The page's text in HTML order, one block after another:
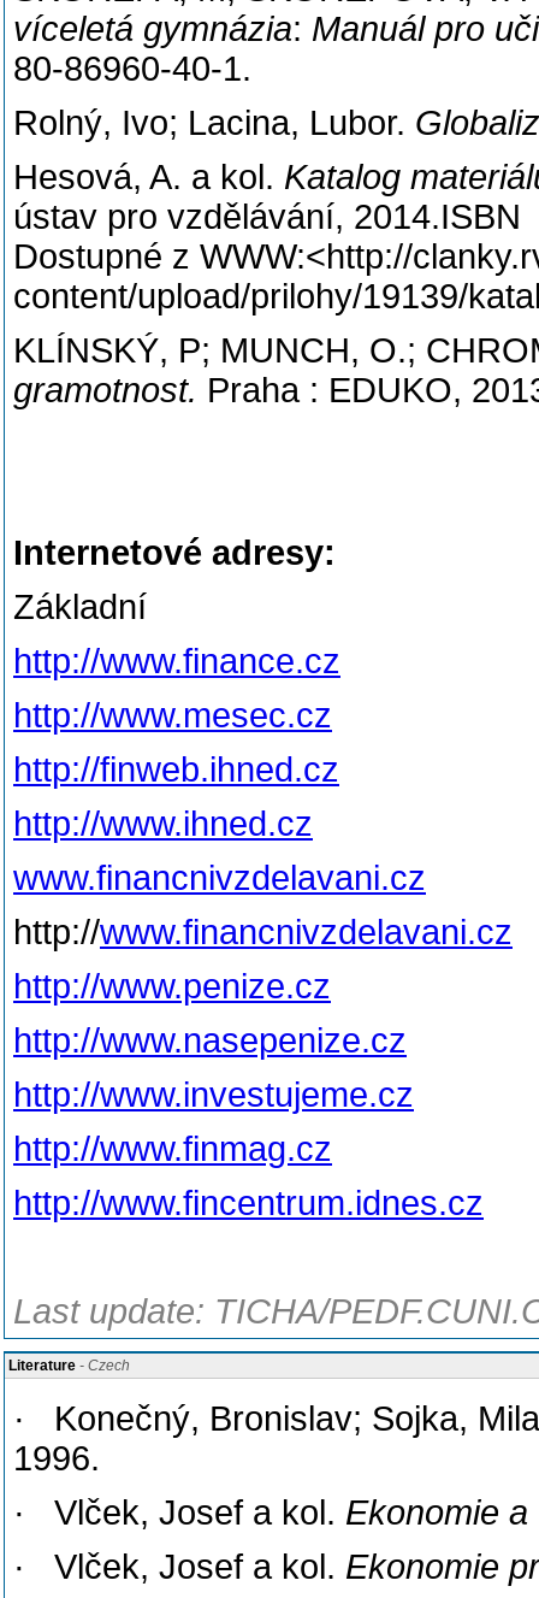
víceletá gymnázia: Manuál pro
80-86960-40-1.
Rolný, Ivo; Lacina, Lubor.
Hesová, A. a kol. Katalog
ústav pro vzdělávání,
Dostupné z WWW:<http://
content/upload/prilohy/19139/
KLÍNSKÝ, P; MUNCH, O.;
gramotnost. Praha : EDUKO,
Internetové adresy:
Základní
http://www.finance.cz
http://www.mesec.cz
http://finweb.ihned.cz
http://www.ihned.cz
www.financnivzdelavani.cz
http://www.financnivzdelavani.cz
http://www.penize.cz
http://www.nasepenize.cz
http://www.investujeme.cz
http://www.finmag.cz
http://www.fincentrum.idnes.cz
Last update: TICHA/
Literature - Czech
· Konečný, Bronislav; Sojka,
1996.
· Vlček, Josef a kol. Ekonomie
· Vlček, Josef a kol. Ekonomie